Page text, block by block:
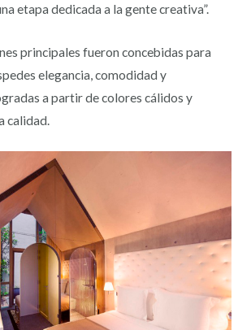
etapa dedicada a la gente creativa”.
principales fueron concebidas para
elegancia, comodidad y
a partir de colores cálidos y
calidad.